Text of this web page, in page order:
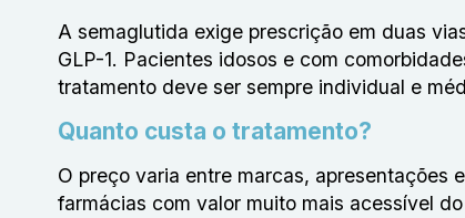
A semaglutida exige prescrição em duas
GLP-1. Pacientes idosos e com
tratamento deve ser sempre individual e
Quanto custa o tratamento?
O preço varia entre marcas, apresentações
farmácias com valor muito mais acessível